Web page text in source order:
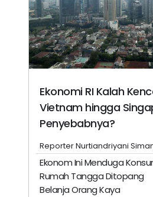
Ekonomi RI Kalah
Vietnam hingga
Penyebabnya?
Reporter Nurtiandriyani
Ekonom Ini Menduga
Rumah Tangga Ditopang
Belanja Orang Kaya